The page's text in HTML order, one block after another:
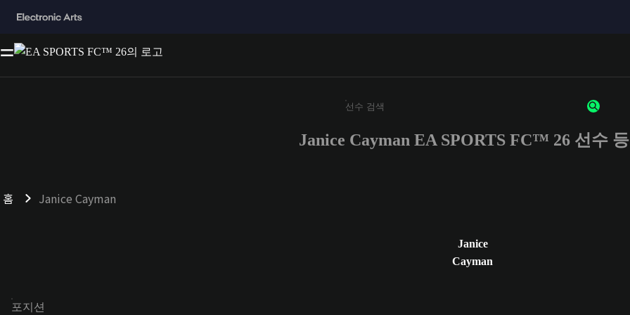
최소 3자 이상의 문자 또는 숫자를 입력하세요
Janice Cayman EA SPORTS FC™ 26 선수
홈 Janice Cayman
Janice
Cayman
포지션